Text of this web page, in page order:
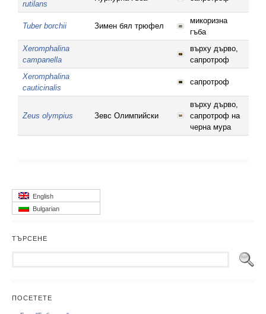
rutilans
Tuber borchii Зимен бял трюфел
микоризна
гъба
Xeromphalina
campanella
върху дърво,
сапротроф
Xeromphalina
cauticinalis
сапротроф
Zeus olympius Зевс Олимпийски
върху дърво,
сапротроф на
черна мура
English
Bulgarian
ТЪРСЕНЕ
ПОСЕТЕТЕ